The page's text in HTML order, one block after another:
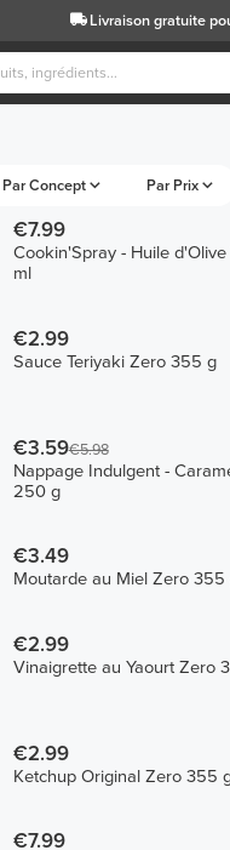
Livraison gratuite
Par Concept Par Prix
€7.99
Cookin'Spray - Huile
ml
€2.99
Sauce Teriyaki Zero 355 g
€3.59€5.98
Nappage Indulgent -
250 g
€3.49
Moutarde au Miel Zero 355
€2.99
Vinaigrette au Yaourt Zero
€2.99
Ketchup Original Zero 355
€7.99